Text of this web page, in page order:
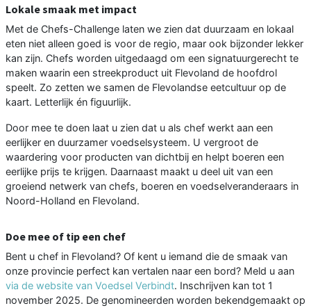
Lokale smaak met impact
Met de Chefs-Challenge laten we zien dat duurzaam en lokaal
eten niet alleen goed is voor de regio, maar ook bijzonder lekker
kan zijn. Chefs worden uitgedaagd om een signatuurgerecht te
maken waarin een streekproduct uit Flevoland de hoofdrol
speelt. Zo zetten we samen de Flevolandse eetcultuur op de
kaart. Letterlijk én figuurlijk.
Door mee te doen laat u zien dat u als chef werkt aan een
eerlijker en duurzamer voedselsysteem. U vergroot de
waardering voor producten van dichtbij en helpt boeren een
eerlijke prijs te krijgen. Daarnaast maakt u deel uit van een
groeiend netwerk van chefs, boeren en voedselveranderaars in
Noord-Holland en Flevoland.
Doe mee of tip een chef
Bent u chef in Flevoland? Of kent u iemand die de smaak van
onze provincie perfect kan vertalen naar een bord? Meld u aan
via de website van Voedsel Verbindt. Inschrijven kan tot 1
november 2025. De genomineerden worden bekendgemaakt op